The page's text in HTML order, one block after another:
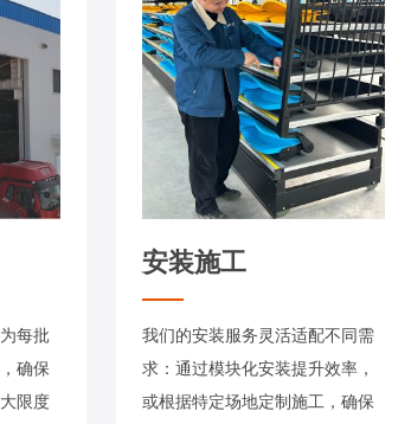
每批
确保
限度
安装施工
我们的安装服务灵活适配不同需
求：通过模块化安装提升效率，
或根据特定场地定制施工，确保